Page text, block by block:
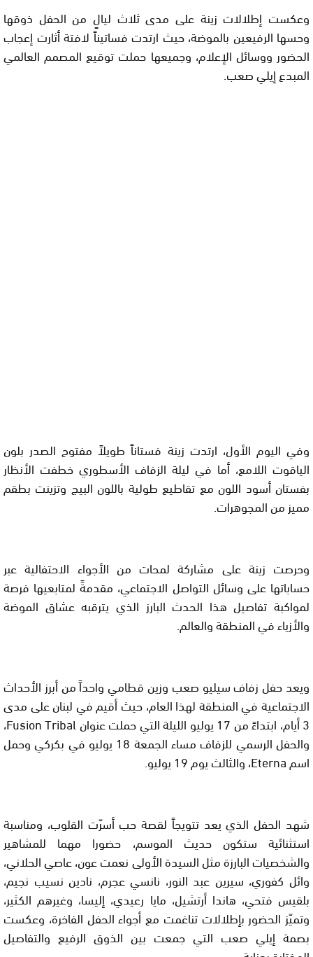
وعكست إطلالات زينة على مدى ثلاث ليالٍ من الحفل ذوقها
وحسها الرفيعين بالموضة، حيث ارتدت فساتيناً لافتة أثارت إعجاب
الحضور ووسائل الإعلام، وجميعها حملت توقيع المصمم العالمي
المبدع إيلي صعب.
وفي اليوم الأول، ارتدت زينة فستاناً طويلاً مفتوح الصدر بلون
الياقوت اللامع، أما في ليلة الزفاف الأسطوري خطفت الأنظار
بفستان أسود اللون مع تقاطيع طولية باللون البيج وتزينت بطقم
مميز من المجوهرات.
وحرصت زينة على مشاركة لمحات من الأجواء الاحتفالية عبر
حساباتها على وسائل التواصل الاجتماعي، مقدمةً لمتابعيها فرصة
لمواكبة تفاصيل هذا الحدث البارز الذي يترقبه عشاق الموضة
والأزياء في المنطقة والعالم.
ويعد حفل زفاف سيليو صعب وزين قطامي واحداً من أبرز الأحداث
الاجتماعية في المنطقة لهذا العام، حيث أقيم في لبنان على مدى
3 أيام، ابتداءً من 17 يوليو الليلة التي حملت عنوان Fusion Tribal،
والحفل الرسمي للزفاف مساء الجمعة 18 يوليو في بكركي وحمل
اسم Eterna، والثالث يوم 19 يوليو.
شهد الحفل الذي يعد تتويجاً لقصة حب أسرّت القلوب، ومناسبة
استثنائية ستكون حديث الموسم، حضورا مهما للمشاهير
والشخصيات البارزة مثل السيدة الأولى نعمت عون، عاصي الحلاني،
وائل كفوري، سيرين عبد النور، نانسي عجرم، نادين نسيب نجيم،
بلقيس فتحي، هاندا أرتشيل، مايا رعيدي، إليسا، وغيرهم الكثير،
وتميّز الحضور بإطلالات تناغمت مع أجواء الحفل الفاخرة، وعكست
بصمة إيلي صعب التي جمعت بين الذوق الرفيع والتفاصيل